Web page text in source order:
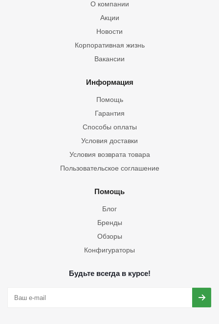
О компании
Акции
Новости
Корпоративная жизнь
Вакансии
Информация
Помощь
Гарантия
Способы оплаты
Условия доставки
Условия возврата товара
Пользовательское соглашение
Помощь
Блог
Бренды
Обзоры
Конфигураторы
Будьте всегда в курсе!